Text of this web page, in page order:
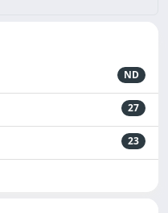
ND
27
23